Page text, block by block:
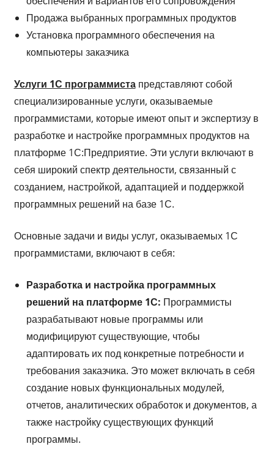
Продажа выбранных программных продуктов
Установка программного обеспечения на
компьютеры заказчика
Услуги 1С программистапредставляют собой
специализированные услуги, оказываемые
программистами, которые имеют опыт и экспертизу в
разработке и настройке программных продуктов на
платформе 1С:Предприятие. Эти услуги включают в
себя широкий спектр деятельности, связанный с
созданием, настройкой, адаптацией и поддержкой
программных решений на базе 1С.
Основные задачи и виды услуг, оказываемых 1С
программистами, включают в себя:
Разработка и настройка программных
решений на платформе 1С: Программисты
разрабатывают новые программы или
модифицируют существующие, чтобы
адаптировать их под конкретные потребности и
требования заказчика. Это может включать в себя
создание новых функциональных модулей,
отчетов, аналитических обработок и документов, а
также настройку существующих функций
программы.